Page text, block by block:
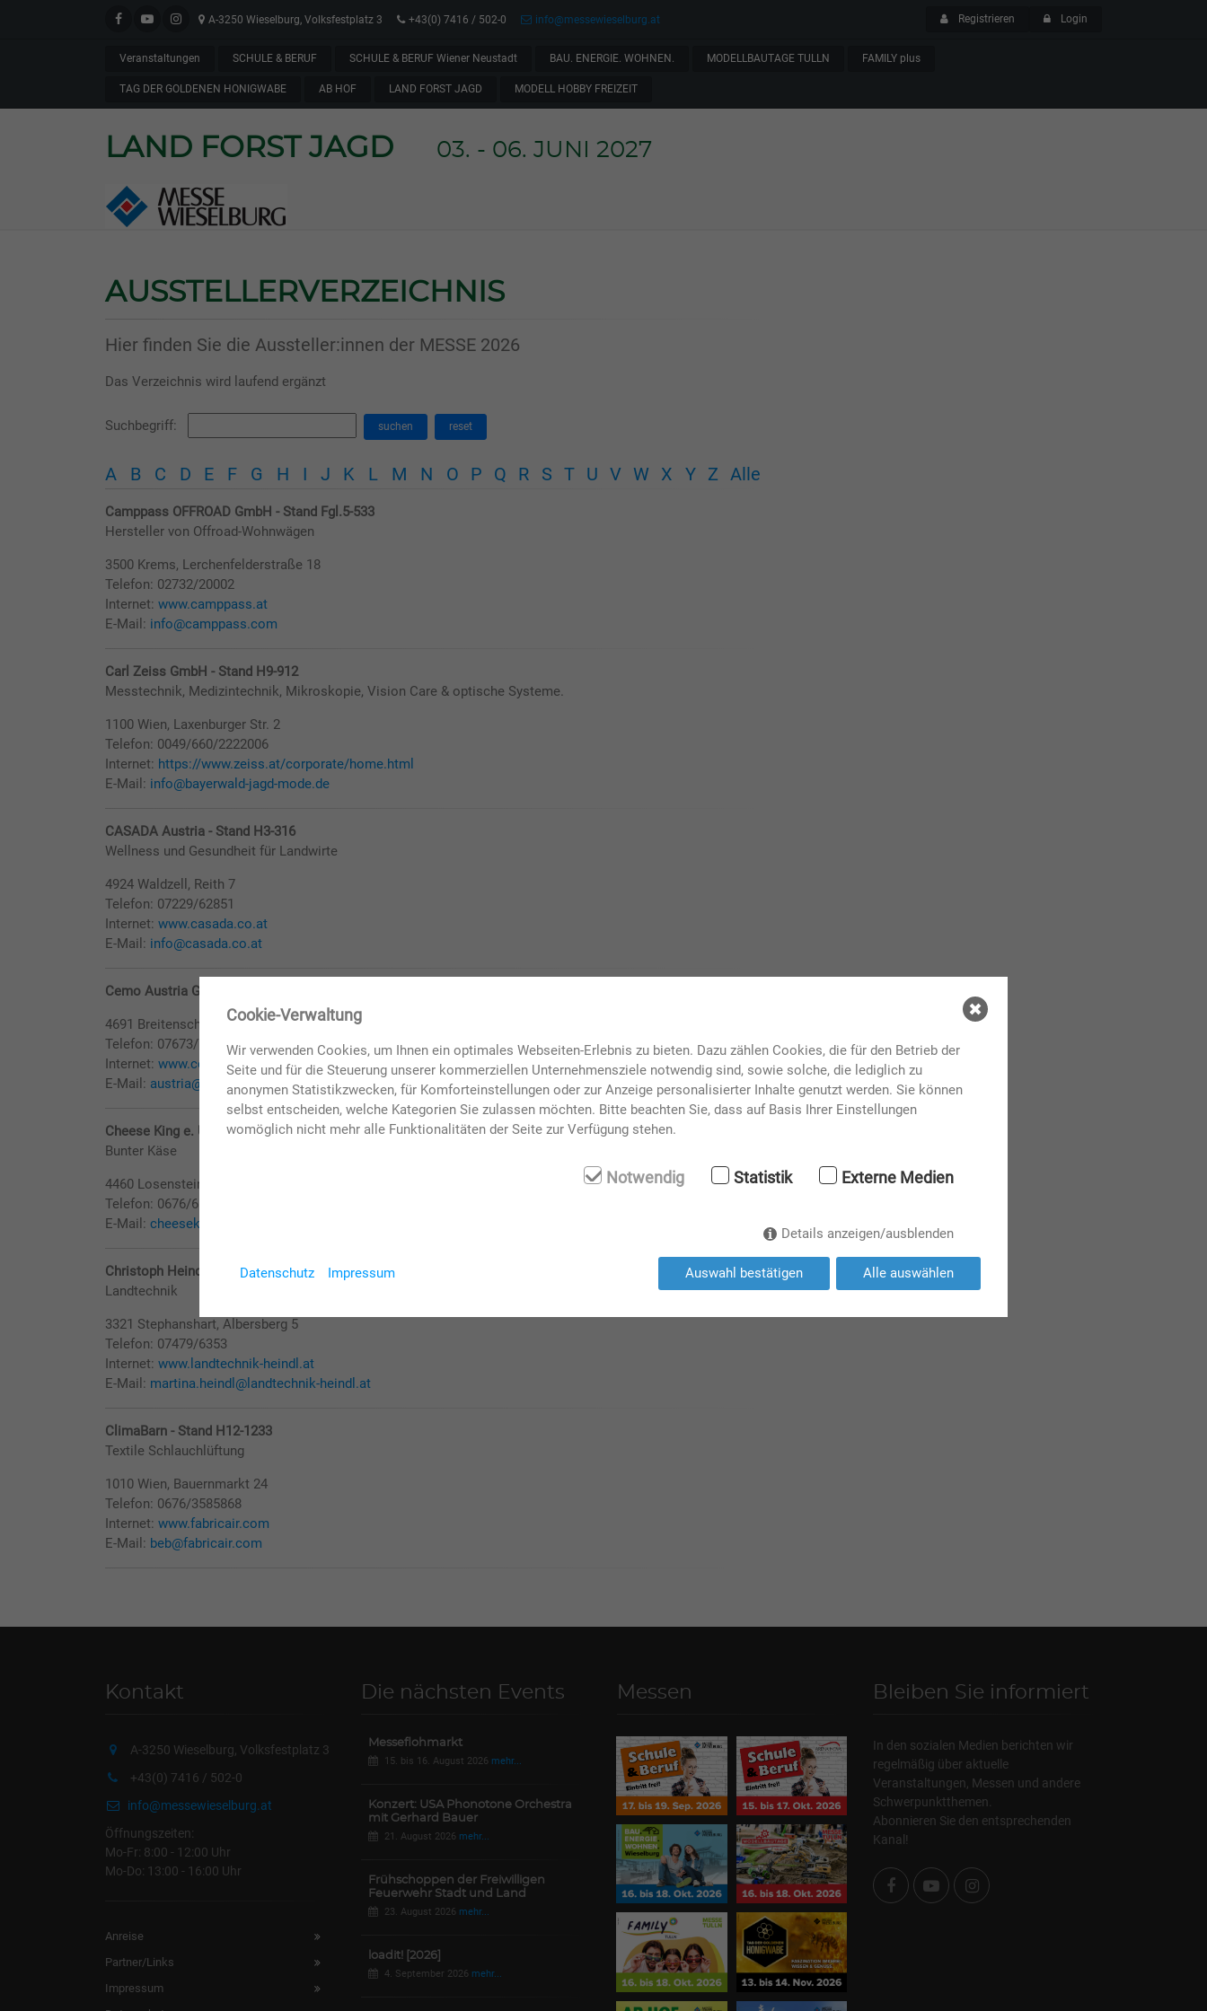
A-3250 Wieselburg, Volksfestplatz 3 +43(0) 7416 / 502-0 info@messewieselburg.at Registrieren Login
Veranstaltungen SCHULE & BERUF SCHULE & BERUF Wiener Neustadt BAU. ENERGIE. WOHNEN. MODELLBAUTAGE TULLN FAMILY plus
TAG DER GOLDENEN HONIGWABE AB HOF LAND FORST JAGD MODELL HOBBY FREIZEIT
LAND FORST JAGD 03. - 06. JUNI 2027
AUSSTELLERVERZEICHNIS
Hier finden Sie die Aussteller:innen der MESSE 2026
Das Verzeichnis wird laufend ergänzt
Suchbegriff: suchen reset
A B C D E F G H I J K L M N O P Q R S T U V W X Y Z Alle
Camppass OFFROAD GmbH - Stand Fgl.5-533
Hersteller von Offroad-Wohnwägen
3500 Krems, Lerchenfelderstraße 18
Telefon: 02732/20002
Internet: www.camppass.at
E-Mail: info@camppass.com
Carl Zeiss GmbH - Stand H9-912
Messtechnik, Medizintechnik, Mikroskopie, Vision Care & optische Systeme.
1100 Wien, Laxenburger Str. 2
Telefon: 0049/660/2222006
Internet: https://www.zeiss.at/corporate/home.html
E-Mail: info@bayerwald-jagd-mode.de
CASADA Austria - Stand H3-316
Wellness und Gesundheit für Landwirte
4924 Waldzell, Reith 7
Telefon: 07229/62851
Internet: www.casada.co.at
E-Mail: info@casada.co.at
Cemo Austria GmbH - Stand Fgl.4-451
4691 Breitenschützing, Breitenschützing 85
Telefon: 07673/7340 20001
Internet: www.cemo-group.at
E-Mail: austria@cemo-group.com
Cheese King e. U. - Stand H3-319
Bunter Käse
4460 Losenstein, Steinbauerweg 15
Telefon: 0676/6525253
E-Mail: cheeseking989@gmail.com
Christoph Heindl Landtechnik GmbH - Mostvierteldorf - Stand Fgl.2-208
Landtechnik
3321 Stephanshart, Albersberg 5
Telefon: 07479/6353
Internet: www.landtechnik-heindl.at
E-Mail: martina.heindl@landtechnik-heindl.at
ClimaBarn - Stand H12-1233
Textile Schlauchlüftung
1010 Wien, Bauernmarkt 24
Telefon: 0676/3585868
Internet: www.fabricair.com
E-Mail: beb@fabricair.com
Kontakt
A-3250 Wieselburg, Volksfestplatz 3
+43(0) 7416 / 502-0
info@messewieselburg.at
Öffnungszeiten:
Mo-Fr: 8:00 - 12:00 Uhr
Mo-Do: 13:00 - 16:00 Uhr
Anreise
Partner/Links
Impressum
Die nächsten Events
Messeflohmarkt
15. bis 16. August 2026 mehr...
Konzert: USA Phonotone Orchestra
mit Gerhard Bauer
21. August 2026 mehr...
Frühschoppen der Freiwilligen
Feuerwehr Stadt und Land
23. August 2026 mehr...
loadit! [2026]
4. September 2026 mehr...
Messen Bleiben Sie informiert
In den sozialen Medien berichten wir
regelmäßig über aktuelle
Veranstaltungen, Messen und andere
Schwerpunktthemen.
Abonnieren Sie den entsprechenden
Kanal!
Cookie-Verwaltung
Wir verwenden Cookies, um Ihnen ein optimales Webseiten-Erlebnis zu bieten. Dazu zählen Cookies, die für den Betrieb der
Seite und für die Steuerung unserer kommerziellen Unternehmensziele notwendig sind, sowie solche, die lediglich zu
anonymen Statistikzwecken, für Komforteinstellungen oder zur Anzeige personalisierter Inhalte genutzt werden. Sie können
selbst entscheiden, welche Kategorien Sie zulassen möchten. Bitte beachten Sie, dass auf Basis Ihrer Einstellungen
womöglich nicht mehr alle Funktionalitäten der Seite zur Verfügung stehen.
Notwendig Statistik Externe Medien
Details anzeigen/ausblenden
Auswahl bestätigen Alle auswählen
Datenschutz Impressum